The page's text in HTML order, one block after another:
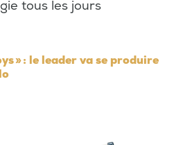
tous les jours
» : le leader va se produire